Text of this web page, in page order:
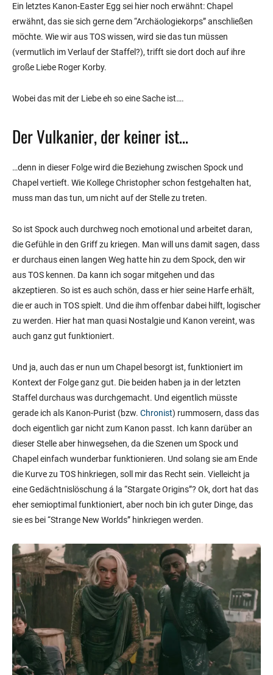
Ein letztes Kanon-Easter Egg sei hier noch erwähnt: Chapel
erwähnt, das sie sich gerne dem “Archäologiekorps” anschließen
möchte. Wie wir aus TOS wissen, wird sie das tun müssen
(vermutlich im Verlauf der Staffel?), trifft sie dort doch auf ihre
große Liebe Roger Korby.
Wobei das mit der Liebe eh so eine Sache ist….
Der Vulkanier, der keiner ist…
…denn in dieser Folge wird die Beziehung zwischen Spock und
Chapel vertieft. Wie Kollege Christopher schon festgehalten hat,
muss man das tun, um nicht auf der Stelle zu treten.
So ist Spock auch durchweg noch emotional und arbeitet daran,
die Gefühle in den Griff zu kriegen. Man will uns damit sagen, dass
er durchaus einen langen Weg hatte hin zu dem Spock, den wir
aus TOS kennen. Da kann ich sogar mitgehen und das
akzeptieren. So ist es auch schön, dass er hier seine Harfe erhält,
die er auch in TOS spielt. Und die ihm offenbar dabei hilft, logischer
zu werden. Hier hat man quasi Nostalgie und Kanon vereint, was
auch ganz gut funktioniert.
Und ja, auch das er nun um Chapel besorgt ist, funktioniert im
Kontext der Folge ganz gut. Die beiden haben ja in der letzten
Staffel durchaus was durchgemacht. Und eigentlich müsste
gerade ich als Kanon-Purist (bzw. Chronist) rummosern, dass das
doch eigentlich gar nicht zum Kanon passt. Ich kann darüber an
dieser Stelle aber hinwegsehen, da die Szenen um Spock und
Chapel einfach wunderbar funktionieren. Und solang sie am Ende
die Kurve zu TOS hinkriegen, soll mir das Recht sein. Vielleicht ja
eine Gedächtnislöschung á la “Stargate Origins”? Ok, dort hat das
eher semioptimal funktioniert, aber noch bin ich guter Dinge, das
sie es bei “Strange New Worlds” hinkriegen werden.